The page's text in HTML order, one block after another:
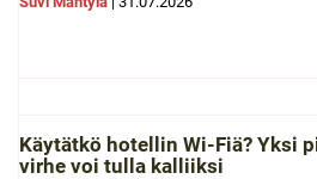
Käytätkö hotellin Wi-Fiä? Yksi
virhe voi tulla kalliiksi